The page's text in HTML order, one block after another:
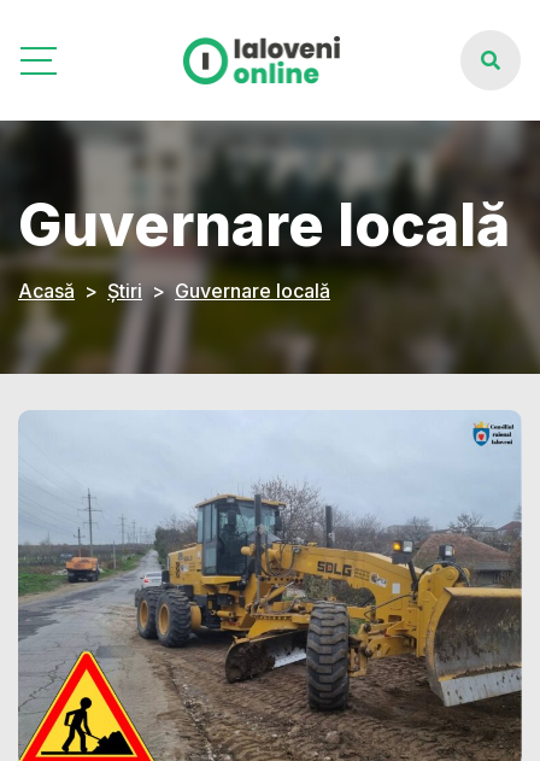
Guvernare locală
Acasă Știri Guvernare locală